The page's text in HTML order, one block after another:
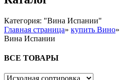
Категория: "Вина Испании"
Главная страница» купить Вино»
Вина Испании
ВСЕ ТОВАРЫ